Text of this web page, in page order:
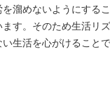
溜めないようにする
す。そのため生活リ
生活を心がけること